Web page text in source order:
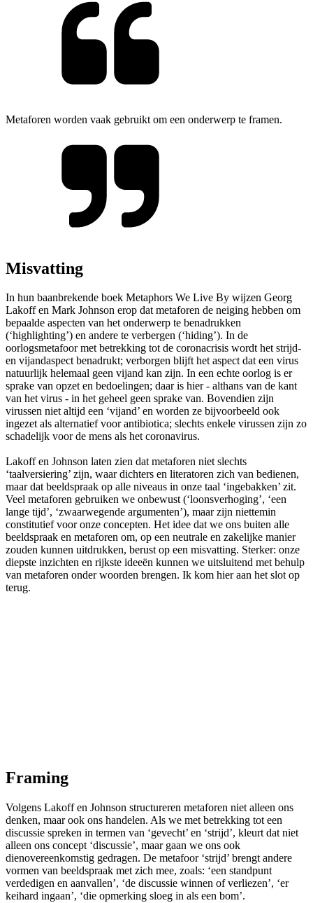
Metaforen worden vaak gebruikt om een onderwerp te framen.
Misvatting
In hun baanbrekende boek Metaphors We Live By wijzen Georg
Lakoff en Mark Johnson erop dat metaforen de neiging hebben om
bepaalde aspecten van het onderwerp te benadrukken
(‘highlighting’) en andere te verbergen (‘hiding’). In de
oorlogsmetafoor met betrekking tot de coronacrisis wordt het strijd-
en vijandaspect benadrukt; verborgen blijft het aspect dat een virus
natuurlijk helemaal geen vijand kan zijn. In een echte oorlog is er
sprake van opzet en bedoelingen; daar is hier - althans van de kant
van het virus - in het geheel geen sprake van. Bovendien zijn
virussen niet altijd een ‘vijand’ en worden ze bijvoorbeeld ook
ingezet als alternatief voor antibiotica; slechts enkele virussen zijn zo
schadelijk voor de mens als het coronavirus.
Lakoff en Johnson laten zien dat metaforen niet slechts
‘taalversiering’ zijn, waar dichters en literatoren zich van bedienen,
maar dat beeldspraak op alle niveaus in onze taal ‘ingebakken’ zit.
Veel metaforen gebruiken we onbewust (‘loonsverhoging’, ‘een
lange tijd’, ‘zwaarwegende argumenten’), maar zijn niettemin
constitutief voor onze concepten. Het idee dat we ons buiten alle
beeldspraak en metaforen om, op een neutrale en zakelijke manier
zouden kunnen uitdrukken, berust op een misvatting. Sterker: onze
diepste inzichten en rijkste ideeën kunnen we uitsluitend met behulp
van metaforen onder woorden brengen. Ik kom hier aan het slot op
terug.
Framing
Volgens Lakoff en Johnson structureren metaforen niet alleen ons
denken, maar ook ons handelen. Als we met betrekking tot een
discussie spreken in termen van ‘gevecht’ en ‘strijd’, kleurt dat niet
alleen ons concept ‘discussie’, maar gaan we ons ook
dienovereenkomstig gedragen. De metafoor ‘strijd’ brengt andere
vormen van beeldspraak met zich mee, zoals: ‘een standpunt
verdedigen en aanvallen’, ‘de discussie winnen of verliezen’, ‘er
keihard ingaan’, ‘die opmerking sloeg in als een bom’.